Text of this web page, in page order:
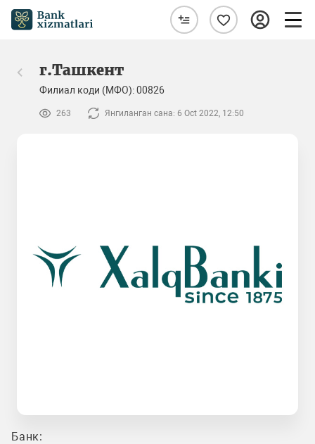
г.Ташкент
Филиал коди (МФО): 00826
263 Янгиланган сана: 6 Oct 2022, 12:50
Банк: